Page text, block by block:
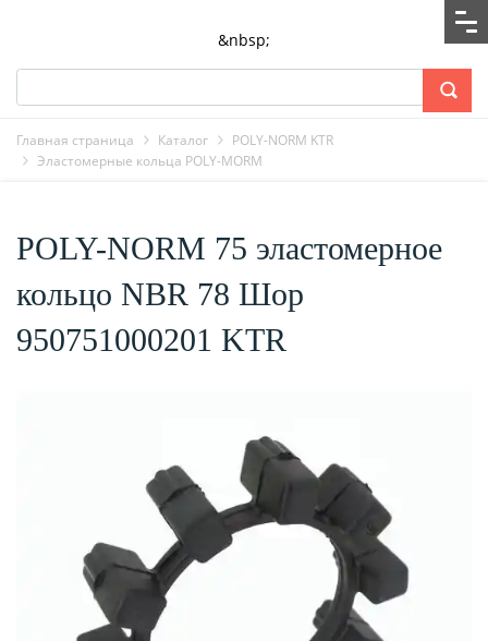
&nbsp;
Главная страница Каталог
POLY-NORM KTR
Эластомерные кольца POLY-MORM
POLY-NORM 75 эластомерное
кольцо NBR 78 Шор
950751000201 KTR